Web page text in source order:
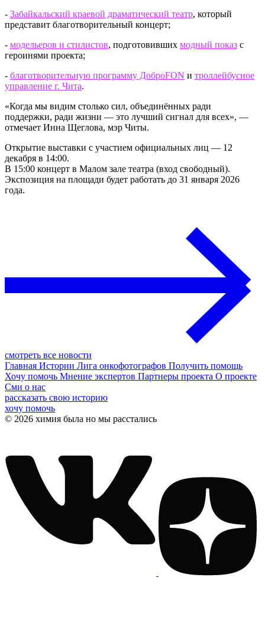
- Забайкальский краевой драматический театр, который
представит благотворительный концерт;
- модельеров и стилистов, подготовивших модный показ с
героинями проекта;
- благотворительную программу ДоброFON и троллейбусное
управление г. Чита.
«Когда мы видим столько сил, объединённых ради
поддержки, ради жизни — это лучший сигнал для всех», —
отмечает Инна Щеглова, мэр Читы.
Открытие выставки с участием официальных лиц — 12
декабря в 14:00.
В 15:00 концерт в Малом зале театра (вход свободный).
Экспозиция на площади будет работать до 31 января 2026
года.
смотреть все новости
Главная Истории Лига онкофотографов Получить помощь
Хочу помочь Мнение экспертов Партнеры проекта О проекте
Сми о нас
рассказать свою историю
хочу помочь
© 2026 химия была но мы расстались